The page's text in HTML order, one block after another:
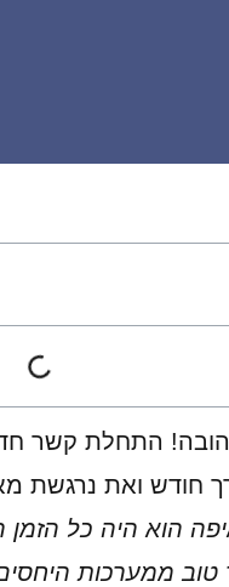
התחלת קשר
חודש ואת נרגשת
הוא היה כל
טוב ממערכות